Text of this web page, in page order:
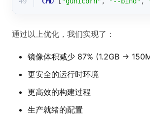
通过以上优化，我们实现了：
镜像体积减少 87% (1.2GB →
更安全的运行时环境
更高效的构建过程
生产就绪的配置